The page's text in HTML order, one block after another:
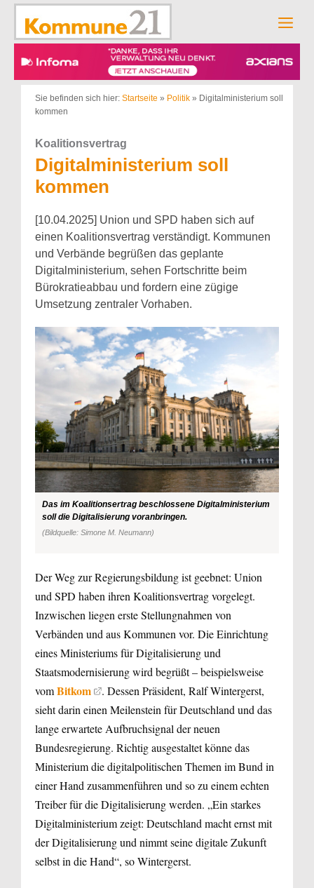
Zum
springen
Sie befinden sich hier: Startseite » Politik » Digitalministerium soll
kommen
Koalitionsvertrag
Digitalministerium soll
kommen
[10.04.2025] Union und SPD haben sich auf
einen Koalitionsvertrag verständigt. Kommunen
und Verbände begrüßen das geplante
Digitalministerium, sehen Fortschritte beim
Bürokratieabbau und fordern eine zügige
Umsetzung zentraler Vorhaben.
Das im Koalitionsertrag beschlossene Digitalministerium
soll die Digitalisierung voranbringen.
(Bildquelle: Simone M. Neumann)
Der Weg zur Regierungsbildung ist geebnet: Union
und SPD haben ihren Koalitionsvertrag vorgelegt.
Inzwischen liegen erste Stellungnahmen von
Verbänden und aus Kommunen vor. Die Einrichtung
eines Ministeriums für Digitalisierung und
Staatsmodernisierung wird begrüßt – beispielsweise
vomBitkom
. Dessen Präsident, Ralf Wintergerst,
sieht darin einen Meilenstein für Deutschland und das
lange erwartete Aufbruchsignal der neuen
Bundesregierung. Richtig ausgestaltet könne das
Ministerium die digitalpolitischen Themen im Bund in
einer Hand zusammenführen und so zu einem echten
Treiber für die Digitalisierung werden. „Ein starkes
Digitalministerium zeigt: Deutschland macht ernst mit
der Digitalisierung und nimmt seine digitale Zukunft
selbst in die Hand“, so Wintergerst.